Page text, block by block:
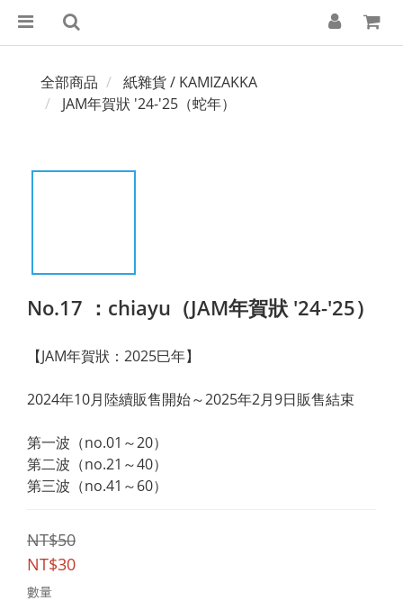
全部商品
紙雜貨 / KAMIZAKKA
JAM年賀狀 '24-'25（蛇年）
No.17 ：chiayu（JAM年賀狀 '24-'25）
【JAM年賀狀：2025巳年】
2024年10月陸續販售開始～2025年2月9日販售結束
第一波（no.01～20）
第二波（no.21～40）
第三波（no.41～60）
NT$50
NT$30
數量